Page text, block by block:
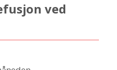
ved